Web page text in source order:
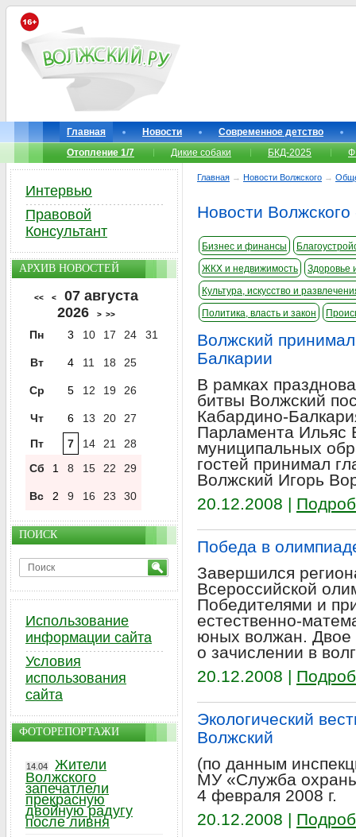
Главная Новости
Современное детство
Отопление 1/7
Дикие собаки БКД-2025
Главная → Новости Волжского →
Новости
Бизнес и финансы
ЖКХ и недвижимость
Здоровье
Культура, искусство и
Политика, власть и закон
Волжский
Балкарии
В рамках
битвы Волжский
Кабардино-
Парламента Ильяс
муниципальных
гостей принимал
Волжский Игорь
20.12.2008 |
Победа в
Завершился
Всероссийской
Победителями и
естественно-
юных волжан. Двое
о зачислении в
20.12.2008 |
Экологический
Волжский
(по данным
МУ «Служба
4 февраля 2008 г.
20.12.2008 |
Интервью
Правовой
Консультант
АРХИВ НОВОСТЕЙ
<< <
07 августа
2026
> >>
Пн 3 10 17 24 31
Вт 4 11 18 25
Ср 5 12 19 26
Чт 6 13 20
27
Пт
7 14 21
28
Сб
1 8 15 22 29
Вс 2 9 16 23 30
ПОИСК
Использование
информации сайта
Условия
использования
сайта
ФОТОРЕПОРТАЖИ
14.04
Жители
Волжского
запечатлели
прекрасную
двойную радугу
после ливня